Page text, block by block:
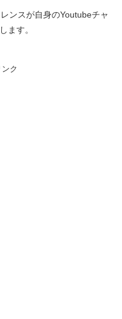
ンスが自身のYoutubeチャ
ます。
ク